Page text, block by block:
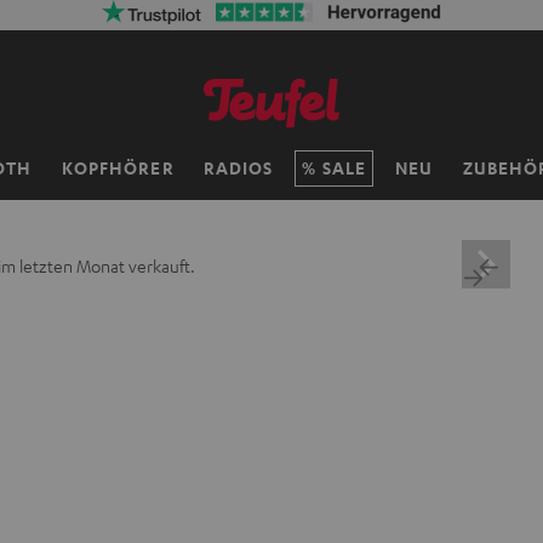
KOPFHÖRER RADIOS SALE NEU
letzten Monat verkauft.